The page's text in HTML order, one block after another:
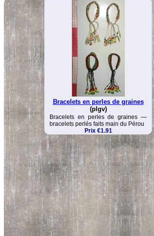
Bracelets en perles de graines
(plgv)
Bracelets en perles de graines —
bracelets perlés faits main du Pérou
Prix €1.91